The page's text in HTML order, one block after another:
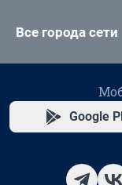
Все города сети
Google